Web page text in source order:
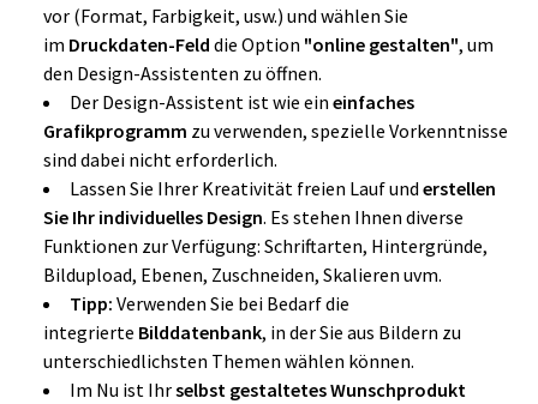
vor (Format, Farbigkeit, usw.) und wählen Sie
im Druckdaten-Feld die Option "online gestalten", um
den Design-Assistenten zu öffnen.
Der Design-Assistent ist wie ein einfaches
Grafikprogramm zu verwenden, spezielle Vorkenntnisse
sind dabei nicht erforderlich.
Lassen Sie Ihrer Kreativität freien Lauf und erstellen
Sie Ihr individuelles Design. Es stehen Ihnen diverse
Funktionen zur Verfügung: Schriftarten, Hintergründe,
Bildupload, Ebenen, Zuschneiden, Skalieren uvm.
Tipp: Verwenden Sie bei Bedarf die
integrierte Bilddatenbank, in der Sie aus Bildern zu
unterschiedlichsten Themen wählen können.
Im Nu ist Ihrselbst gestaltetesWunschprodukt